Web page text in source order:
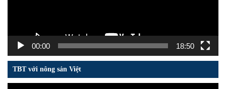
00:00 18:50
TBT với nông sản Việt